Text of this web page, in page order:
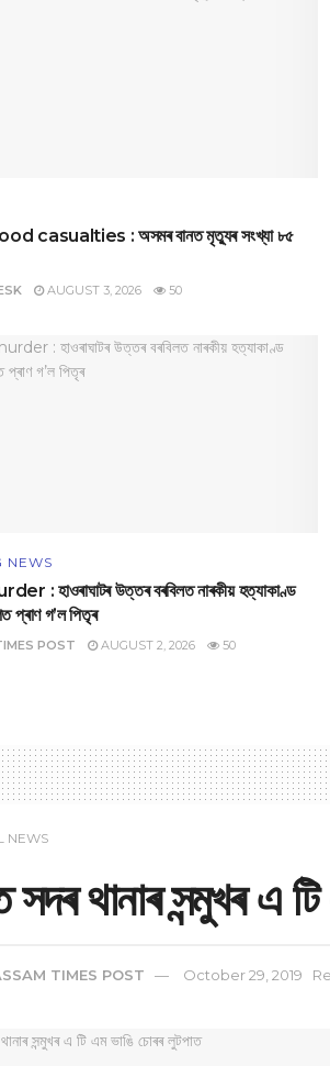
casualties : অসমৰ বানত মৃত্যুৰ সংখ্যা ৮৫
AUGUST 3, 2026 50
NEWS
: হাওৰাঘাটৰ উত্তৰ বৰবিলত নাৰকীয় হত্যাকাণ্ড
প্ৰাণ গ’ল পিতৃৰ
POST AUGUST 2, 2026 50
NEWS
সদৰ থানাৰ সন্মুখৰ এ
TIMES POST October 29, 2019